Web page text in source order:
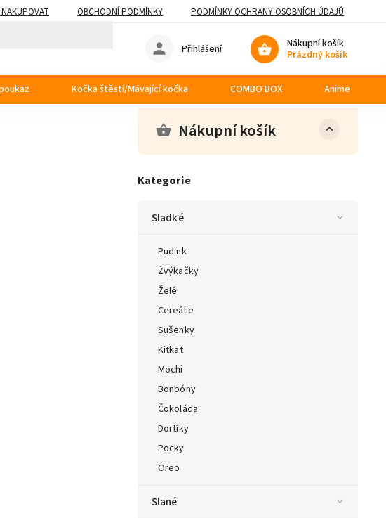
OBCHODNÍ PODMÍNKY PODMÍNKY OCHRANY OSOBNÍCH ÚDAJŮ
Nákupní košík
Prázdný košík
Přihlášení
Kočka štěstí/Mávající kočka COMBO BOX Anime
Nákupní košík
Kategorie
Sladké
Pudink
Žvýkačky
Želé
Cereálie
Sušenky
Kitkat
Mochi
Bonbóny
Čokoláda
Dortíky
Pocky
Oreo
Slané